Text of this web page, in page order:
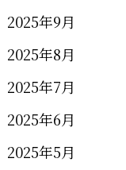
2025年9月
2025年8月
2025年7月
2025年6月
2025年5月